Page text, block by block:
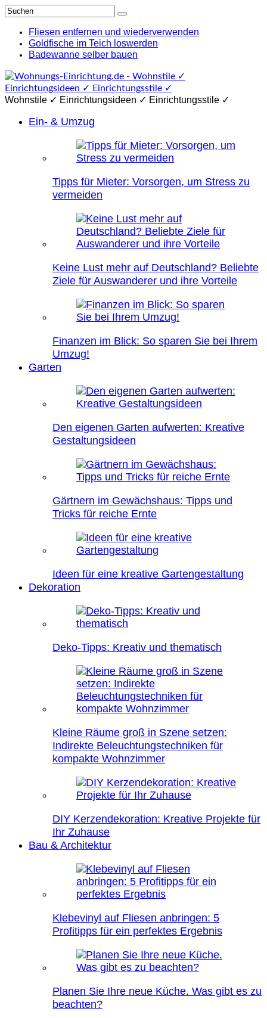
Fliesen entfernen und wiederverwenden
Goldfische im Teich loswerden
Badewanne selber bauen
Wohnstile ✓ Einrichtungsideen ✓ Einrichtungsstile ✓
Ein- & Umzug
Tipps für Mieter: Vorsorgen, um Stress zu
vermeiden
Keine Lust mehr auf Deutschland? Beliebte
Ziele für Auswanderer und ihre Vorteile
Finanzen im Blick: So sparen Sie bei Ihrem
Umzug!
Garten
Den eigenen Garten aufwerten: Kreative
Gestaltungsideen
Gärtnern im Gewächshaus: Tipps und
Tricks für reiche Ernte
Ideen für eine kreative Gartengestaltung
Dekoration
Deko-Tipps: Kreativ und thematisch
Kleine Räume groß in Szene setzen:
Indirekte Beleuchtungstechniken für
kompakte Wohnzimmer
DIY Kerzendekoration: Kreative Projekte für
Ihr Zuhause
Bau & Architektur
Klebevinyl auf Fliesen anbringen: 5
Profitipps für ein perfektes Ergebnis
Planen Sie Ihre neue Küche. Was gibt es zu
beachten?